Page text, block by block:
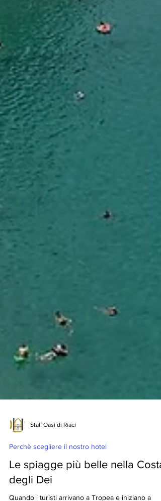
Staff Oasi di Riaci
Perchè scegliere il nostro hotel